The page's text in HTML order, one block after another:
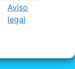
Aviso
legal